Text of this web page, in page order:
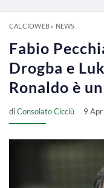
CALCIOWEB» NEWS
Fabio
Drogba e
Ronaldo è
diConsolato Cicciù 9